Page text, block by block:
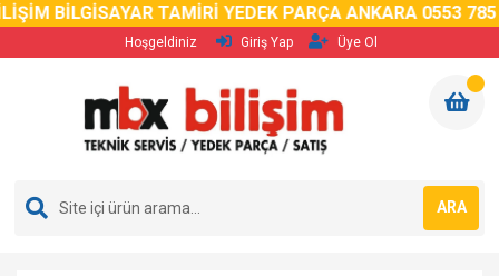
BİLGİSAYAR TAMİRİ YEDEK PARÇA ANKARA 0553 785
Hoşgeldiniz Giriş Yap Üye Ol
ARA